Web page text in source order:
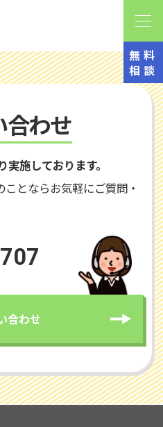
無料
相談
合わせ
施しております。
とならお気軽にご質問・
合わせ